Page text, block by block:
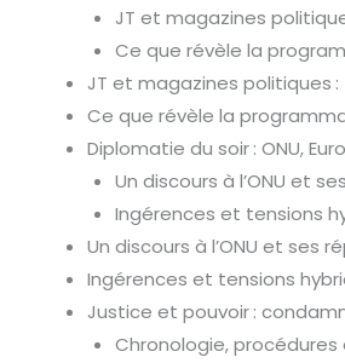
JT et magazines
Ce que révèle la
JT et magazines politiques
Ce que révèle la
Diplomatie du soir : ONU,
Un discours à l’ONU et
Ingérences et tensions
Un discours à l’ONU et ses
Ingérences et tensions
Justice et pouvoir :
Chronologie,